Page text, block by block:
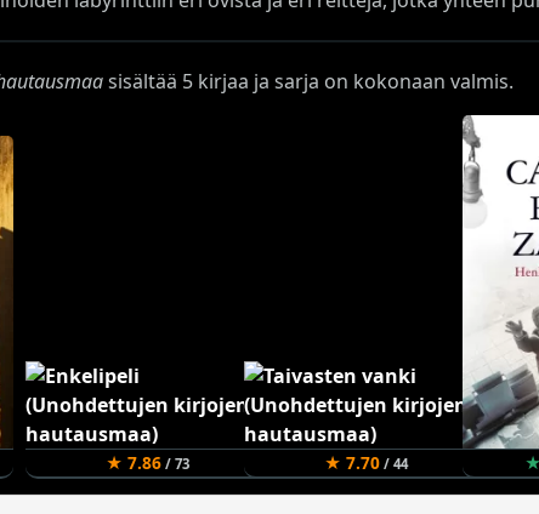
sisältää 5 kirjaa ja sarja on kokonaan valmis.
★ 7.86/ 73 ★ 7.70/ 44